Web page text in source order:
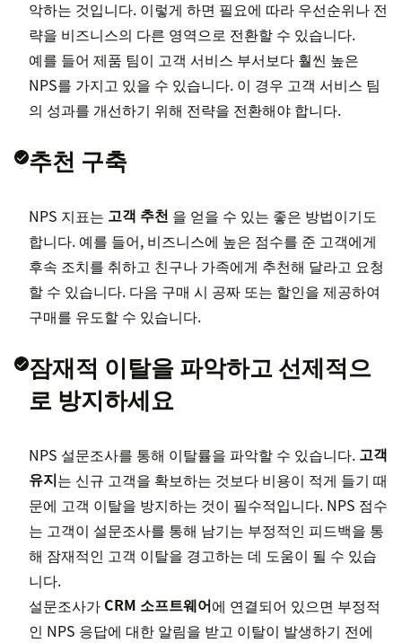
악하는 것입니다. 이렇게 하면 필요에 따라 우선순위나 전
략을 비즈니스의 다른 영역으로 전환할 수 있습니다.
예를 들어 제품 팀이 고객 서비스 부서보다 훨씬 높은
NPS를 가지고 있을 수 있습니다. 이 경우 고객 서비스 팀
의 성과를 개선하기 위해 전략을 전환해야 합니다.
추천 구축
NPS 지표는 고객 추천 을 얻을 수 있는 좋은 방법이기도
합니다. 예를 들어, 비즈니스에 높은 점수를 준 고객에게
후속 조치를 취하고 친구나 가족에게 추천해 달라고 요청
할 수 있습니다. 다음 구매 시 공짜 또는 할인을 제공하여
구매를 유도할 수 있습니다.
잠재적 이탈을 파악하고 선제적으
로 방지하세요
NPS 설문조사를 통해 이탈률을 파악할 수 있습니다. 고객
유지는 신규 고객을 확보하는 것보다 비용이 적게 들기 때
문에 고객 이탈을 방지하는 것이 필수적입니다. NPS 점수
는 고객이 설문조사를 통해 남기는 부정적인 피드백을 통
해 잠재적인 고객 이탈을 경고하는 데 도움이 될 수 있습
니다.
설문조사가 CRM 소프트웨어에 연결되어 있으면 부정적
인 NPS 응답에 대한 알림을 받고 이탈이 발생하기 전에